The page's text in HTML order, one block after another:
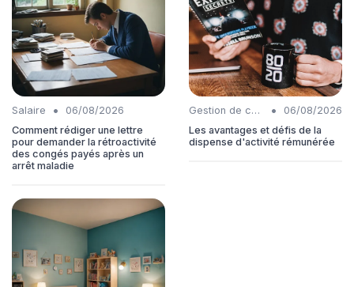
Salaire •
06/08/2026
Comment rédiger une lettre
pour demander la rétroactivité
des congés payés après un
arrêt maladie
Gestion de carrière •
06/08/2026
Les avantages et défis de la
dispense d'activité rémunérée